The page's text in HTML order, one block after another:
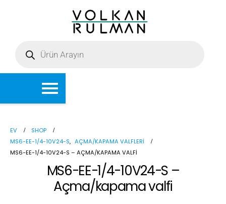
EV
SHOP
MS6-EE-1/4-10V24-S, AÇMA/KAPAMA VALFLERI
MS6-EE-1/4-10V24-S – AÇMA/KAPAMA VALFI
MS6-EE-1/4-10V24-S –
Açma/kapama valfi